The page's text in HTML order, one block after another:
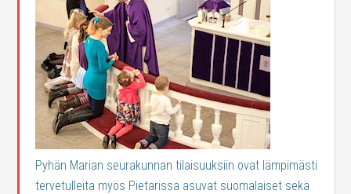
Pyhän Marian seurakunnan tilaisuuksiin ovat lämpimästi
tervetulleita myös Pietarissa asuvat suomalaiset sekä